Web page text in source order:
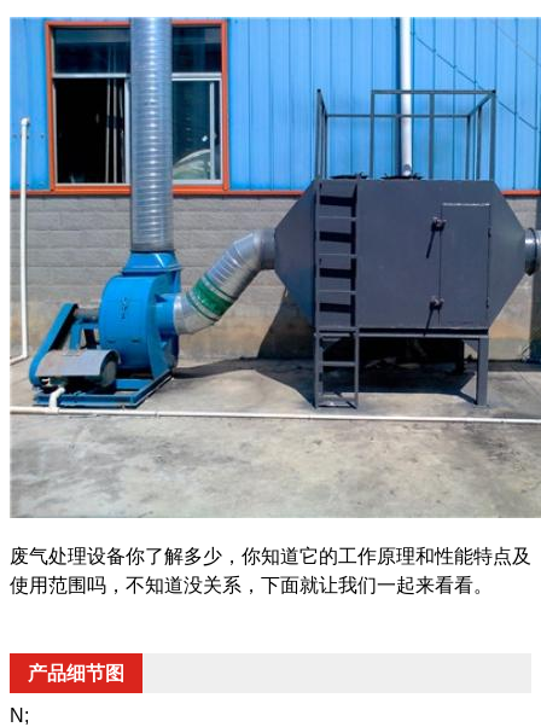
废气处理设备你了解多少，你知道它的工作原理和性能特点及
使用范围吗，不知道没关系，下面就让我们一起来看看。
产品细节图
N;